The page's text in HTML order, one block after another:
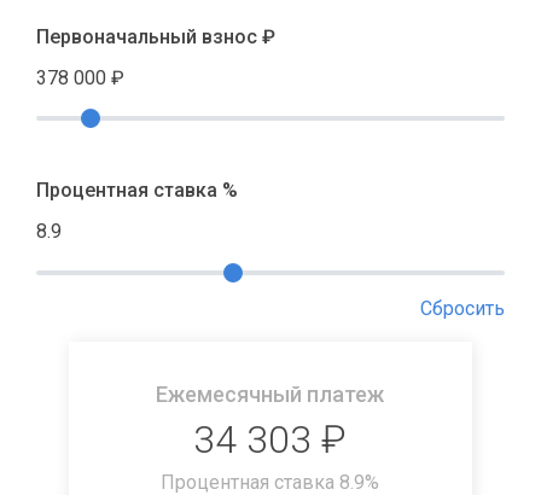
Первоначальный взнос ₽
378 000 ₽
Процентная ставка %
8.9
Сбросить
Ежемесячный платеж
34 303 ₽
Процентная ставка 8.9%